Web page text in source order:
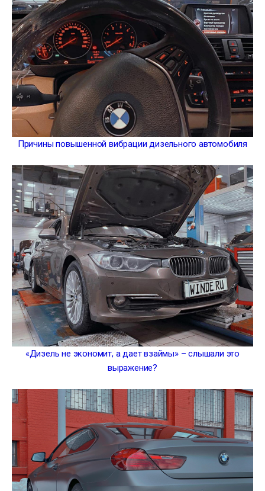
Причины повышенной вибрации дизельного автомобиля
«Дизель не экономит, а дает взаймы» – слышали это
выражение?